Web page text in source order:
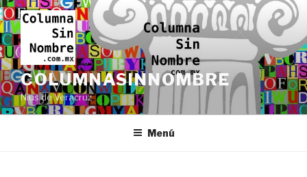
Ir
al
contenido
COLUMNASINNOMBRE
Nius de Veracruz
Menú